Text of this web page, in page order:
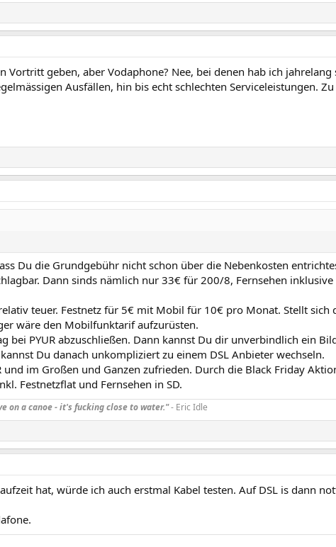
Vortritt geben, aber Vodaphone? Nee, bei denen hab ich jahrelang
Ausfällen, hin bis echt schlechten Serviceleistungen.
Du die Grundgebühr nicht schon über die Nebenkosten
Dann sinds nämlich nur 33€ für 200/8, Fernsehen
teuer. Festnetz für 5€ mit Mobil für 10€ pro Monat. Stellt sich
wäre den Mobilfunktarif aufzurüsten.
bei PYUR abzuschließen. Dann kannst Du dir unverbindlich ein
Du danach unkompliziert zu einem DSL Anbieter wechseln.
und im Großen und Ganzen zufrieden. Durch die Black Friday
Festnetzflat und Fernsehen in SD.
on a canoe - it's fucking close to water."- Eric Idle
hat, würde ich auch erstmal Kabel testen. Auf DSL is dann